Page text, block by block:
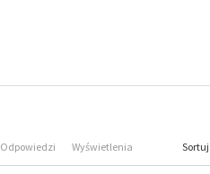
Odpowiedzi Wyświetlenia Sortuj